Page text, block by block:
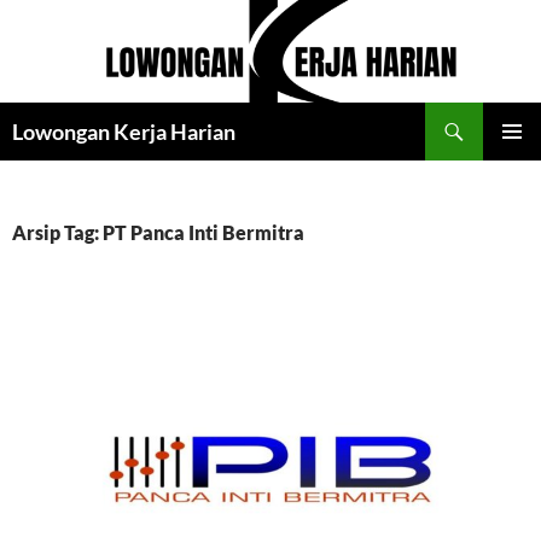
Lowongan Kerja Harian
Arsip Tag: PT Panca Inti Bermitra